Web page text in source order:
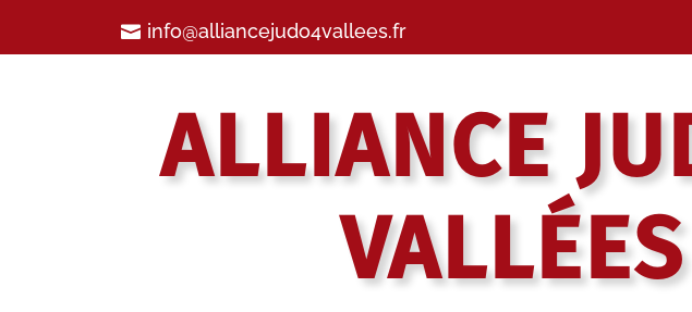
info@alliancejudo4vallees.fr
ALLIANCE
VALLÉES